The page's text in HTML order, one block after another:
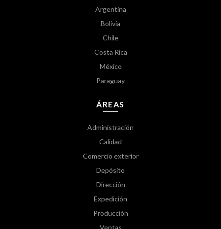
Argentina
Bolivia
Chile
Costa Rica
México
Paraguay
ÁREAS
Administración
Calidad
Comercio exterior
Depósito
Dirección
Expedición
Producción